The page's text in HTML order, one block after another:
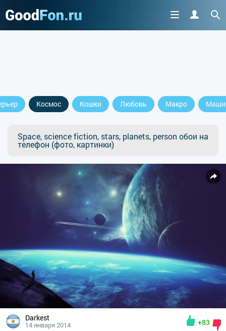
Космос Кошки Любовь Макро
Space, science fiction, stars, planets, person обои на
телефон (фото, картинки)
Darkest
14 января 2014 +83